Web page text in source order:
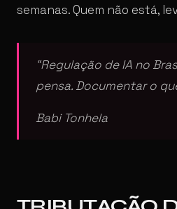
semanas. Quem não está,
“Regulação de IA no
pensa. Documentar o
Babi Tonhela